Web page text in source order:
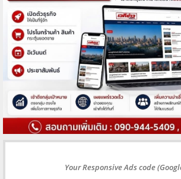
Your Responsive Ads code